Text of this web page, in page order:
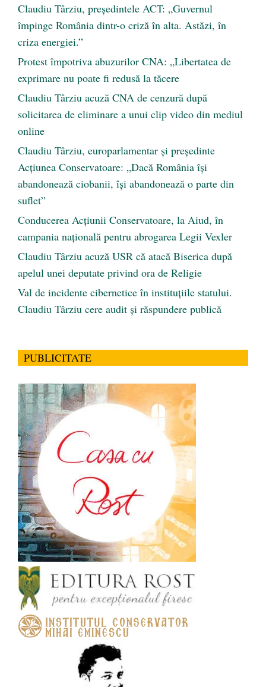
Claudiu Târziu, președintele ACT: „Guvernul
împinge România dintr-o criză în alta. Astăzi, în
criza energiei.”
Protest împotriva abuzurilor CNA: „Libertatea de
exprimare nu poate fi redusă la tăcere
Claudiu Târziu acuză CNA de cenzură după
solicitarea de eliminare a unui clip video din mediul
online
Claudiu Târziu, europarlamentar și președinte
Acțiunea Conservatoare: „Dacă România își
abandonează ciobanii, își abandonează o parte din
suflet”
Conducerea Acțiunii Conservatoare, la Aiud, în
campania națională pentru abrogarea Legii Vexler
Claudiu Târziu acuză USR că atacă Biserica după
apelul unei deputate privind ora de Religie
Val de incidente cibernetice în instituțiile statului.
Claudiu Târziu cere audit și răspundere publică
PUBLICITATE